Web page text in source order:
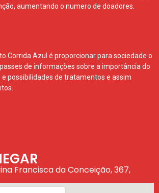
aumentando o numero de doadores.
Corrida Azul é proporcionar para sociedade o
de informações sobre a importância do
possibilidades de tratamentos e assim
Francisca da Conceição, 367,